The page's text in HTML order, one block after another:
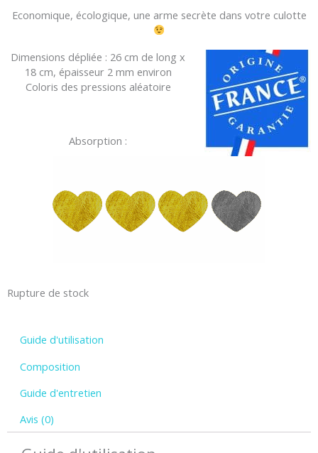
Economique, écologique, une arme secrète dans votre culotte
Dimensions dépliée : 26 cm de long x
18 cm, épaisseur 2 mm environ
Coloris des pressions aléatoire
Absorption :
Rupture de stock
Guide d'utilisation
Composition
Guide d'entretien
Avis (0)